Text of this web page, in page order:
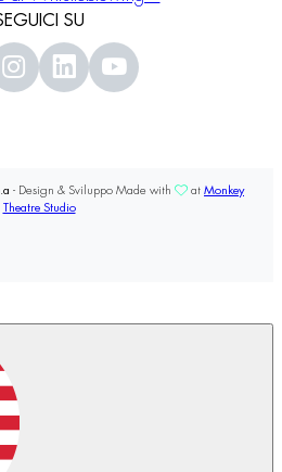
SU
- Design & Sviluppo Made with at Monkey
Theatre Studio